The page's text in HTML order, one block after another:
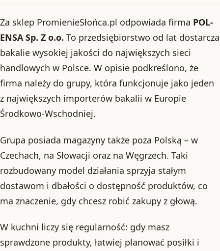
Za sklep PromienieSłońca.pl odpowiada firma POL-
ENSA Sp. Z o.o. To przedsiębiorstwo od lat dostarcza
bakalie wysokiej jakości do największych sieci
handlowych w Polsce. W opisie podkreślono, że
firma należy do grupy, która funkcjonuje jako jeden
z największych importerów bakalii w Europie
Środkowo-Wschodniej.
Grupa posiada magazyny także poza Polską – w
Czechach, na Słowacji oraz na Węgrzech. Taki
rozbudowany model działania sprzyja stałym
dostawom i dbałości o dostępność produktów, co
ma znaczenie, gdy chcesz robić zakupy z głową.
W kuchni liczy się regularność: gdy masz
sprawdzone produkty, łatwiej planować posiłki i